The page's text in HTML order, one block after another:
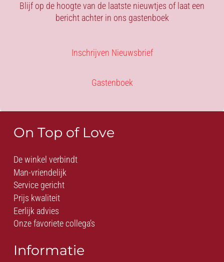
Blijf op de hoogte van de laatste nieuwtjes of laat een
bericht achter in ons gastenboek
Inschrijven Nieuwsbrief
Gastenboek
On Top of Love
De winkel verbindt
Man-vriendelijk
Service gericht
Prijs kwaliteit
Eerlijk advies
Onze favoriete collega’s
Informatie